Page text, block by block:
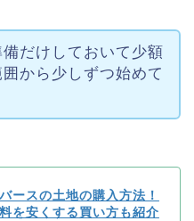
だけしておいて少額
から少しずつ始めて
ースの土地の購入方法！
を安くする買い方も紹介